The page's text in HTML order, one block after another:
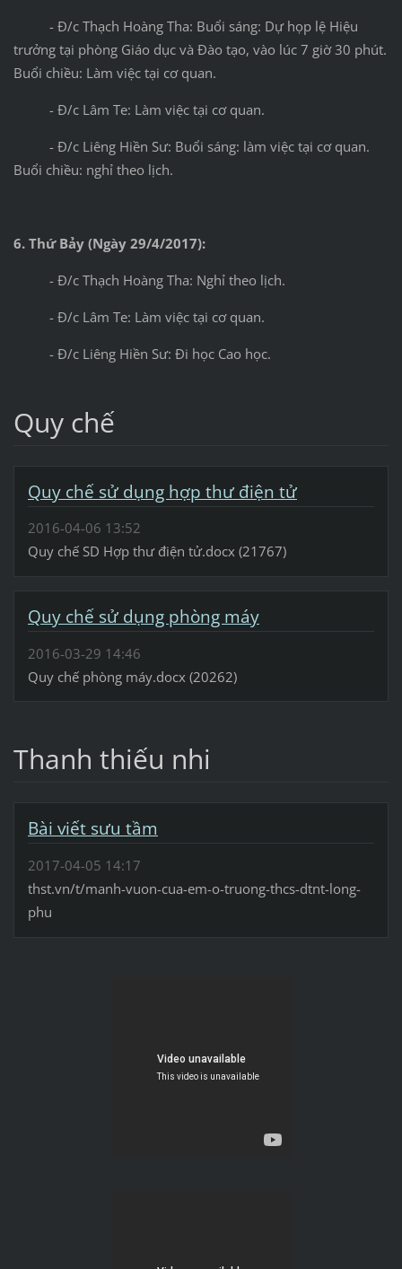
- Đ/c Thạch Hoàng Tha: Buổi sáng: Dự họp lệ Hiệu
trưởng tại phòng Giáo dục và Đào tạo, vào lúc 7 giờ 30 phút.
Buổi chiều: Làm việc tại cơ quan.
- Đ/c Lâm Te: Làm việc tại cơ quan.
- Đ/c Liêng Hiền Sư: Buổi sáng: làm việc tại cơ quan.
Buổi chiều: nghỉ theo lịch.
6. Thứ Bảy (Ngày 29/4/2017):
- Đ/c Thạch Hoàng Tha: Nghỉ theo lịch.
- Đ/c Lâm Te: Làm việc tại cơ quan.
- Đ/c Liêng Hiền Sư: Đi học Cao học.
Quy chế
Quy chế sử dụng hợp thư điện tử
2016-04-06 13:52
Quy chế SD Hợp thư điện tử.docx (21767)
Quy chế sử dụng phòng máy
2016-03-29 14:46
Quy chế phòng máy.docx (20262)
Thanh thiếu nhi
Bài viết sưu tầm
2017-04-05 14:17
thst.vn/t/manh-vuon-cua-em-o-truong-thcs-dtnt-long-
phu